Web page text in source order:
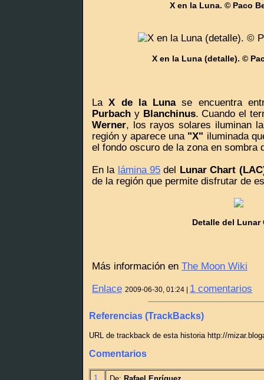
X en la Luna. © Paco
X en la Luna (detalle). ©
LaX de la Lunase encuentra
Purbach y Blanchinus. Cuando el
Werner, los rayos solares iluminan
región y aparece una "X" iluminada
el fondo oscuro de la zona en sombra
En la lámina 95 del Lunar Chart
de la región que permite disfrutar de
Detalle del Lunar
Más información en The Moon Wiki
Enlace 2009-06-30, 01:24 | 1 comentarios
Referencias (TrackBacks)
URL de trackback de esta historia http://
Comentarios
1